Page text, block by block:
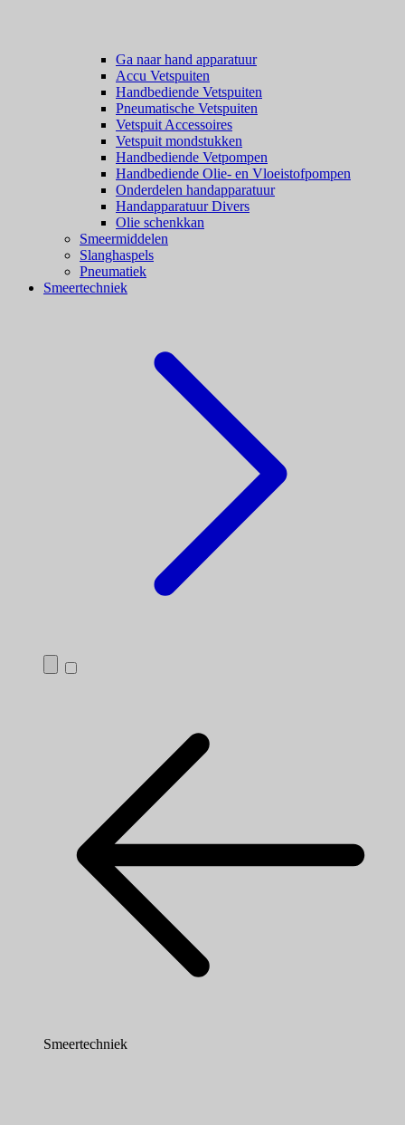
Ga naar hand apparatuur
Accu Vetspuiten
Handbediende Vetspuiten
Pneumatische Vetspuiten
Vetspuit Accessoires
Vetspuit mondstukken
Handbediende Vetpompen
Handbediende Olie- en Vloeistofpompen
Onderdelen handapparatuur
Handapparatuur Divers
Olie schenkkan
Smeermiddelen
Slanghaspels
Pneumatiek
Smeertechniek
Smeertechniek